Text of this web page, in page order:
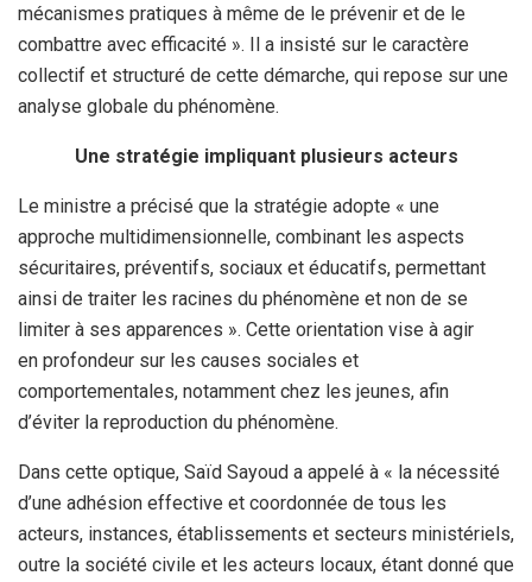
mécanismes pratiques à même de le prévenir et de le
combattre avec efficacité ». Il a insisté sur le caractère
collectif et structuré de cette démarche, qui repose sur une
analyse globale du phénomène.
Une stratégie impliquant plusieurs acteurs
Le ministre a précisé que la stratégie adopte « une
approche multidimensionnelle, combinant les aspects
sécuritaires, préventifs, sociaux et éducatifs, permettant
ainsi de traiter les racines du phénomène et non de se
limiter à ses apparences ». Cette orientation vise à agir
en profondeur sur les causes sociales et
comportementales, notamment chez les jeunes, afin
d’éviter la reproduction du phénomène.
Dans cette optique, Saïd Sayoud a appelé à « la nécessité
d’une adhésion effective et coordonnée de tous les
acteurs, instances, établissements et secteurs ministériels,
outre la société civile et les acteurs locaux, étant donné que